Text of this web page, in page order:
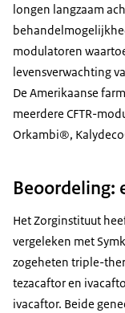
longen langzaam
modulatoren
levensverwachting
De Amerikaanse
meerdere CFTR-
Orkambi®,
Beoordeling:
Het Zorginstituut
vergeleken met
zogeheten triple-
tezacaftor en
ivacaftor. Beide